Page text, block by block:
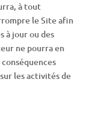
à tout
le Site afin
à jour ou des
ne pourra en
les activités de